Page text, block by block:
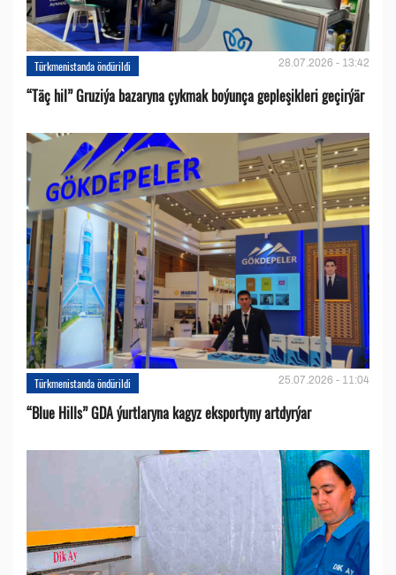
Türkmenistanda öndürildi 28.07.2026 - 13:42
“Täç hil” Gruziýa bazaryna çykmak boýunça gepleşikleri geçirýär
Türkmenistanda öndürildi 25.07.2026 - 11:04
“Blue Hills” GDA ýurtlaryna kagyz eksportyny artdyrýar